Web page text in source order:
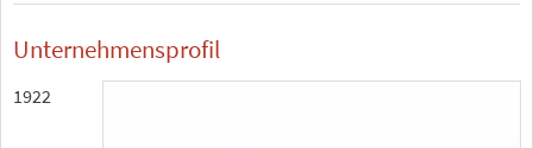
Unternehmensprofil
1922